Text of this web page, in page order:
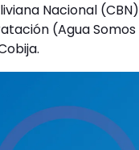
Nacional (CBN)
(Agua Somos